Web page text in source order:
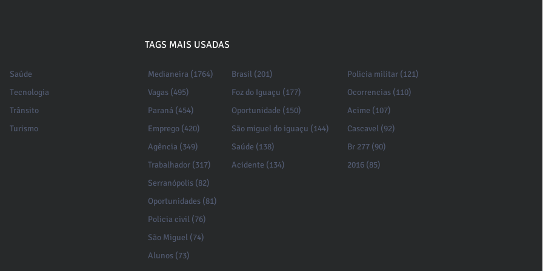
Saúde
Tecnologia
Trânsito
Turismo
TAGS MAIS USADAS
Medianeira (1764)
Vagas (495)
Paraná (454)
Emprego (420)
Agência (349)
Trabalhador (317)
Brasil (201)
Foz do Iguaçu (177)
Oportunidade (150)
São miguel do iguaçu (144)
Saúde (138)
Acidente (134)
Policia militar (121)
Ocorrencias (110)
Acime (107)
Cascavel (92)
Br 277 (90)
2016 (85)
Serranópolis (82)
Oportunidades (81)
Policia civil (76)
São Miguel (74)
Alunos (73)